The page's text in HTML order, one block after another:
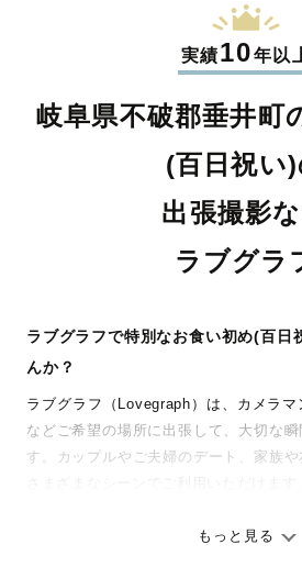
実績10年以
岐阜県不破郡垂井町
(百日祝い)
出張撮影
ラブグラ
ラブグラフで特別なお食い初め(百日
んか？
ラブグラフ（Lovegraph）は、カメラ
などご希望の場所に出張して、大切な
す。カップルやご夫婦のデート、家族や
ありのままの空気感を大切に、何十年
もっと見る